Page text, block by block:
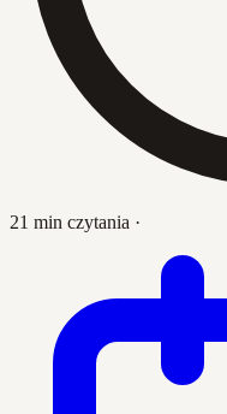
21 min czytania ·